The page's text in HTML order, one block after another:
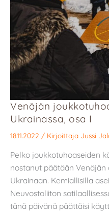
Venäjän
Ukrainassa, osa I
18.11.2022 / Kirjoittaja Jussi
Pelko joukkotuhoaseiden
nostanut päätään
Ukrainaan. Kemiallisilla
Neuvostoliiton
tänä päivänä päättäisi